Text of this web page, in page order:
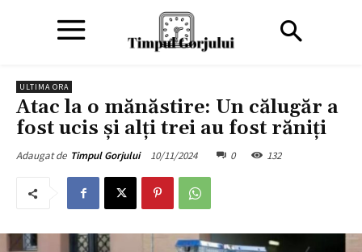
ULTIMA ORA
Atac la o mănăstire: Un călugăr a
fost ucis și alți trei au fost răniți
Adaugat de Timpul Gorjului 10/11/2024 0 132